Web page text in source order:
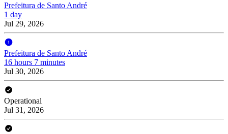
Prefeitura de Santo André
1 day
Jul 29, 2026
Prefeitura de Santo André
16 hours 7 minutes
Jul 30, 2026
Operational
Jul 31, 2026